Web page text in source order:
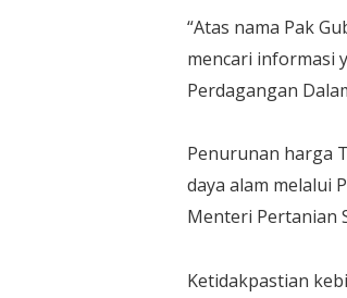
“Atas nama Pak
mencari informasi
Perdagangan
Penurunan harga
daya alam melalui
Menteri Pertanian
Ketidakpastian